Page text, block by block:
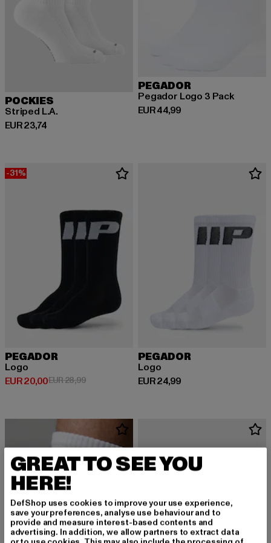
POCKIES
Striped L.A.
EUR 23,74
Derzeitiger Preis: EUR 23,74
PEGADOR
Pegador Logo 3 Pack
EUR 44,99
Derzeitiger Preis: EUR 44,99
-31%
PEGADOR
Logo
EUR 20,00
Derzeitiger Preis: EUR 20,00
EUR 28,99Aktionspreis: EUR 28,99
PEGADOR
Logo
EUR 24,99
Derzeitiger Preis: EUR 24,99
GREAT TO SEE YOU
HERE!
DefShop uses cookies to improve your use experience,
save your preferences, analyse use behaviour and to
provide and measure interest-based contents and
advertising. In addition, we allow partners to extract data